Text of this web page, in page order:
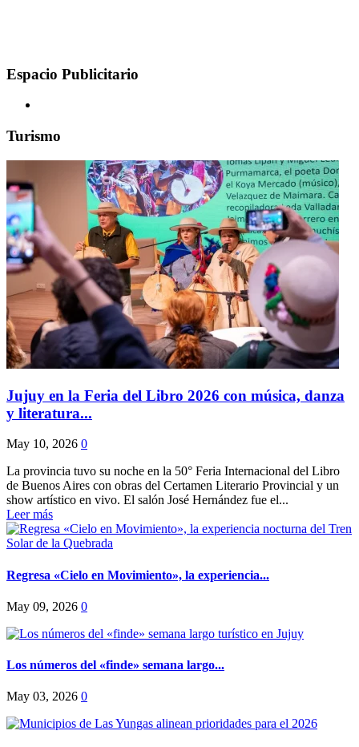
Espacio Publicitario
Turismo
Jujuy en la Feria del Libro 2026 con música, danza
y literatura...
May 10, 2026 0
La provincia tuvo su noche en la 50° Feria Internacional del Libro
de Buenos Aires con obras del Certamen Literario Provincial y un
show artístico en vivo. El salón José Hernández fue el...
Leer más
Regresa «Cielo en Movimiento», la experiencia...
May 09, 2026 0
Los números del «finde» semana largo...
May 03, 2026 0